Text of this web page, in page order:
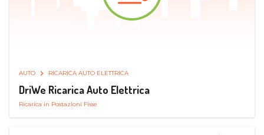
AUTO RICARICA AUTO ELETTRICA
DriWe Ricarica Auto Elettrica
Ricarica in Postazioni Fisse